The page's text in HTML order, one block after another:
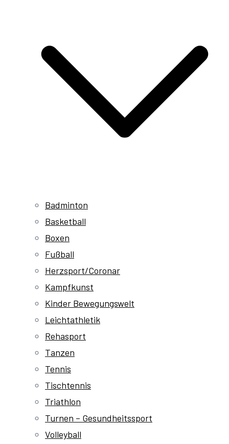
Badminton
Basketball
Boxen
Fußball
Herzsport/Coronar
Kampfkunst
Kinder Bewegungswelt
Leichtathletik
Rehasport
Tanzen
Tennis
Tischtennis
Triathlon
Turnen – Gesundheitssport
Volleyball